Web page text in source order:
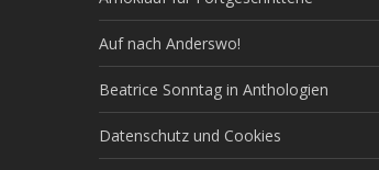
Auf nach Anderswo!
Beatrice Sonntag in Anthologien
Datenschutz und Cookies